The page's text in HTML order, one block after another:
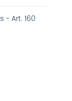
Art. 160